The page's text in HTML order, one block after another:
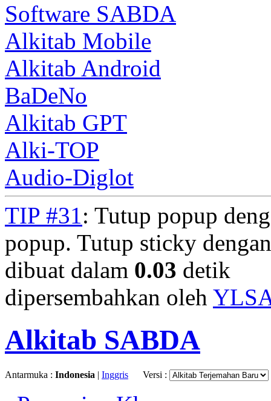
Software SABDA
Alkitab Mobile
Alkitab Android
BaDeNo
Alkitab GPT
Alki-TOP
Audio-Diglot
TIP #31: Tutup popup
popup. Tutup sticky
dibuat dalam 0.03 detik
dipersembahkan oleh
Alkitab SABDA
Antarmuka : Indonesia | Inggris Versi :